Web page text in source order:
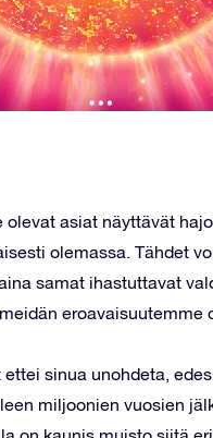
asiat näyttävät
olemassa. Tähdet
samat ihastuttavat
eroavaisuutemme
sinua unohdeta,
miljoonien vuosien